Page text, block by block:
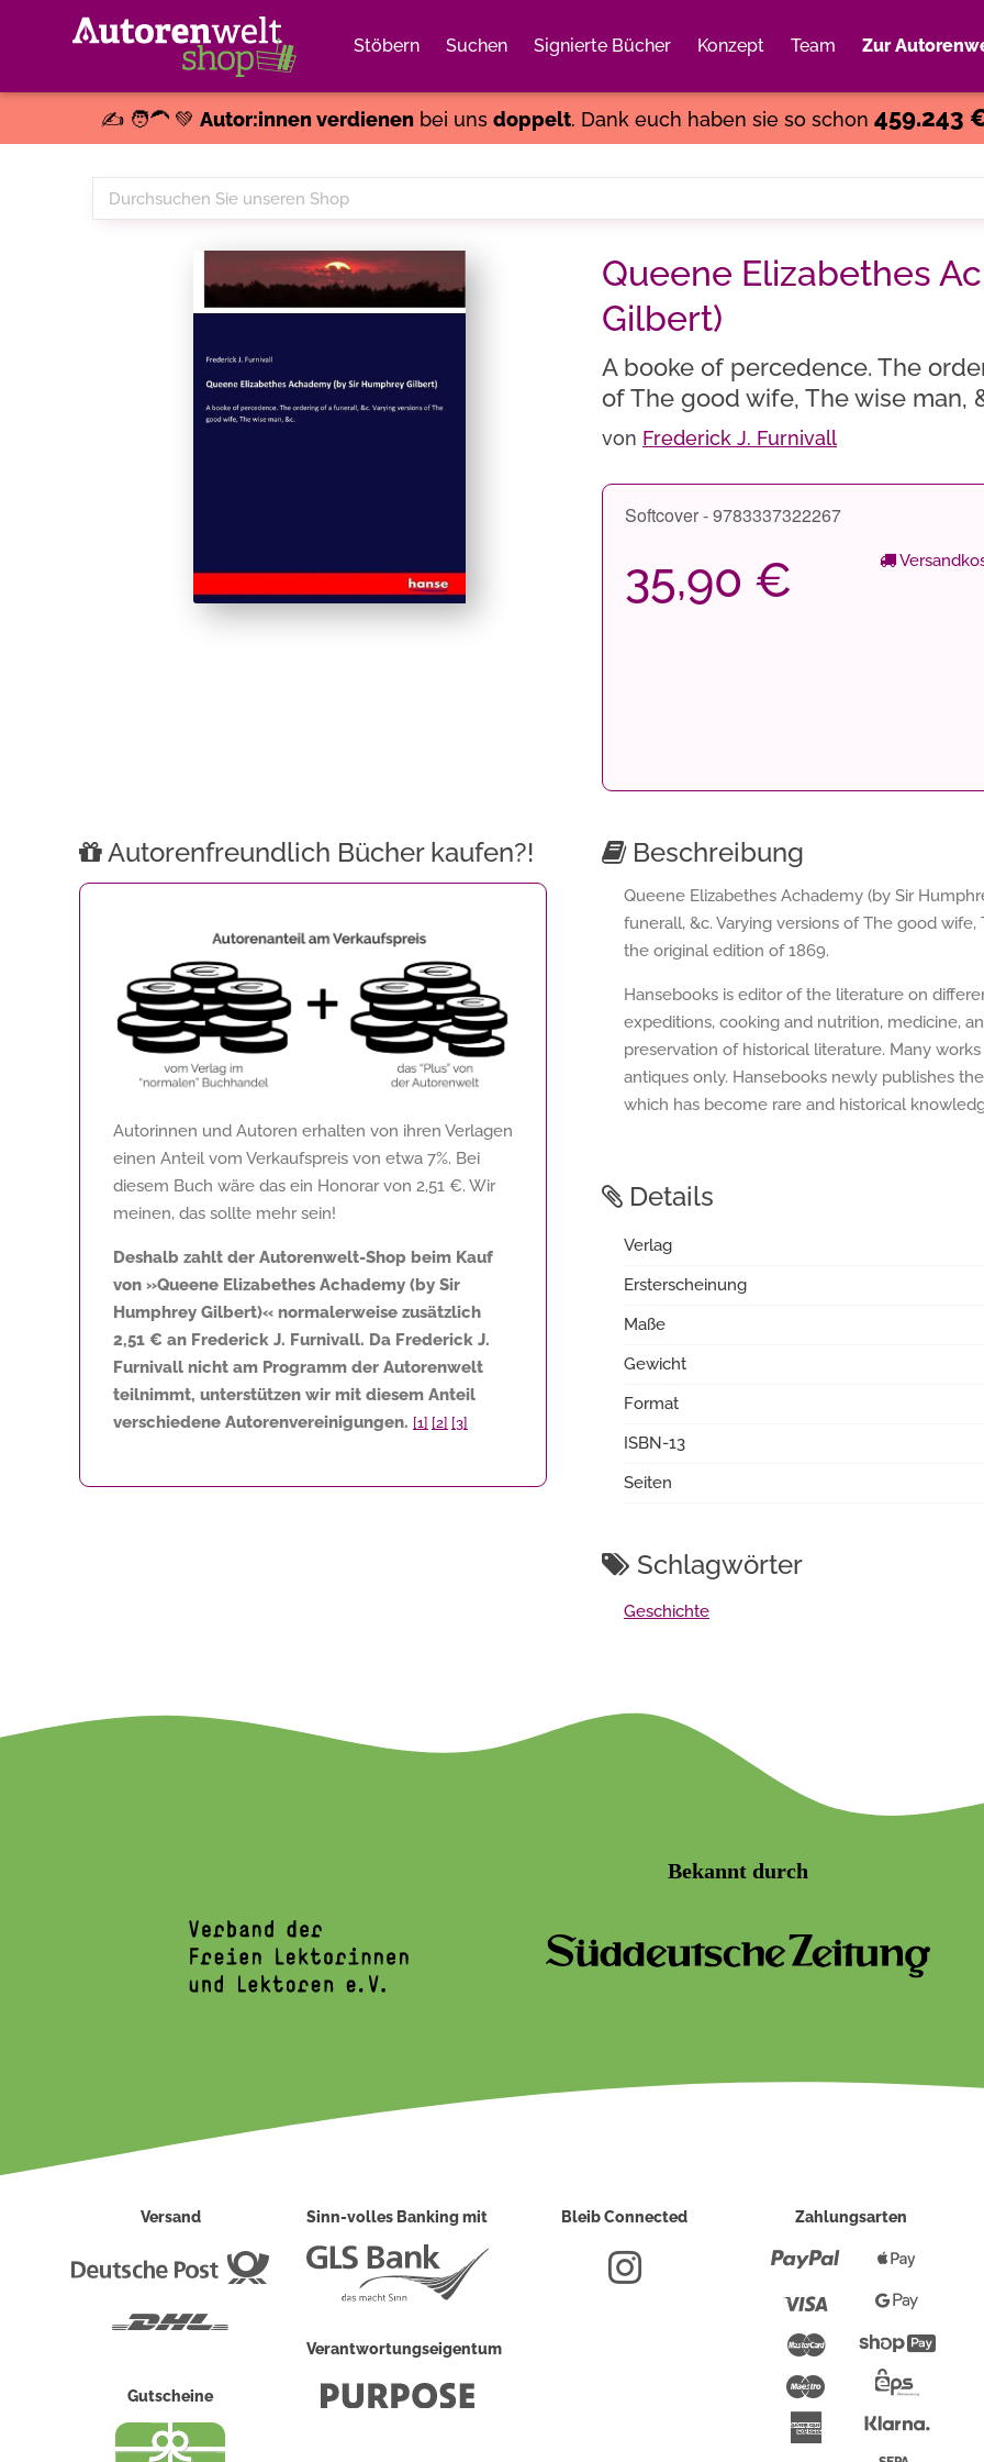
Stöbern Suchen Signierte Bücher Konzept Team Zur
✍️ 🧑‍🦱 💚 Autor:innen verdienenbei uns doppelt. Dank euch haben sie so schon 459.243
Durchsuchen
Sie
Queene Elizabethes
Gilbert)
A booke of percedence. The
of The good wife, The wise man,
von Frederick J. Furnivall
Softcover - 9783337322267
35,90 €
Autorenfreundlich Bücher kaufen?!
Autorinnen und Autoren erhalten von ihren Verlagen
einen Anteil vom Verkaufspreis von etwa 7%. Bei
diesem Buch wäre das ein Honorar von 2,51 €. Wir
meinen, das sollte mehr sein!
Deshalb zahlt der Autorenwelt-Shop beim Kauf
von »Queene Elizabethes Achademy (by Sir
Humphrey Gilbert)« normalerweise zusätzlich
2,51 € an Frederick J. Furnivall. Da Frederick J.
Furnivall nicht am Programm der Autorenwelt
teilnimmt, unterstützen wir mit diesem Anteil
verschiedene Autorenvereinigungen. [1] [2] [3]
Beschreibung
Queene Elizabethes Achademy (by Sir
funerall, &c. Varying versions of The good
the original edition of 1869.
Hansebooks is editor of the literature on
expeditions, cooking and nutrition, medicine,
preservation of historical literature. Many
antiques only. Hansebooks newly publishes
which has become rare and historical
Details
Verlag
Ersterscheinung
Maße
Gewicht
Format
ISBN-13
Seiten
Schlagwörter
Geschichte
Bekannt durch
Versand
Deutsche
Gutscheine
Sinn-volles Banking mit
Verantwortungseigentum
Bleib Connected Zahlungsarten
Paypal
Mastercard
Maestro
American
Pay
Pay